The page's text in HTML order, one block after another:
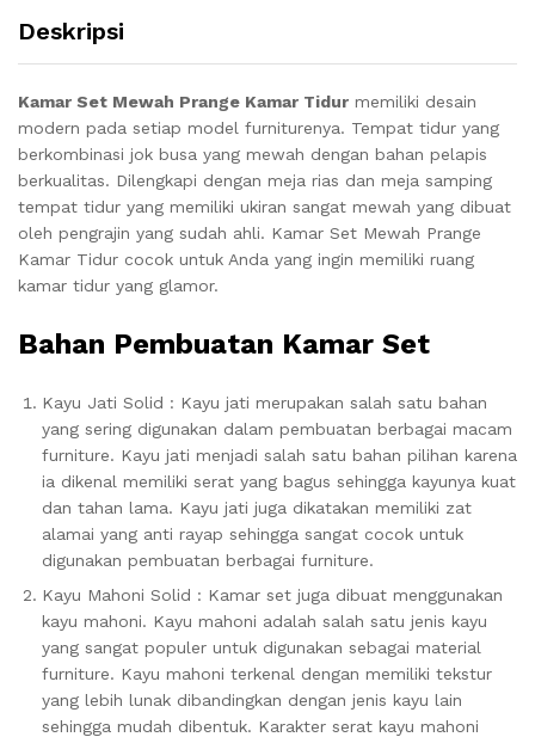
Deskripsi
Kamar Set Mewah Prange Kamar Tidur memiliki desain
modern pada setiap model furniturenya. Tempat tidur yang
berkombinasi jok busa yang mewah dengan bahan pelapis
berkualitas. Dilengkapi dengan meja rias dan meja samping
tempat tidur yang memiliki ukiran sangat mewah yang dibuat
oleh pengrajin yang sudah ahli. Kamar Set Mewah Prange
Kamar Tidur cocok untuk Anda yang ingin memiliki ruang
kamar tidur yang glamor.
Bahan Pembuatan Kamar Set
Kayu Jati Solid : Kayu jati merupakan salah satu bahan
yang sering digunakan dalam pembuatan berbagai macam
furniture. Kayu jati menjadi salah satu bahan pilihan karena
ia dikenal memiliki serat yang bagus sehingga kayunya kuat
dan tahan lama. Kayu jati juga dikatakan memiliki zat
alamai yang anti rayap sehingga sangat cocok untuk
digunakan pembuatan berbagai furniture.
Kayu Mahoni Solid : Kamar set juga dibuat menggunakan
kayu mahoni. Kayu mahoni adalah salah satu jenis kayu
yang sangat populer untuk digunakan sebagai material
furniture. Kayu mahoni terkenal dengan memiliki tekstur
yang lebih lunak dibandingkan dengan jenis kayu lain
sehingga mudah dibentuk. Karakter serat kayu mahoni